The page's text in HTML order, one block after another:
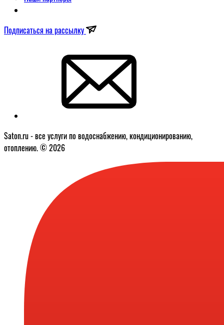
Подписаться на рассылку
Saton.ru - все услуги по водоснабжению, кондиционированию,
отоплению. © 2026